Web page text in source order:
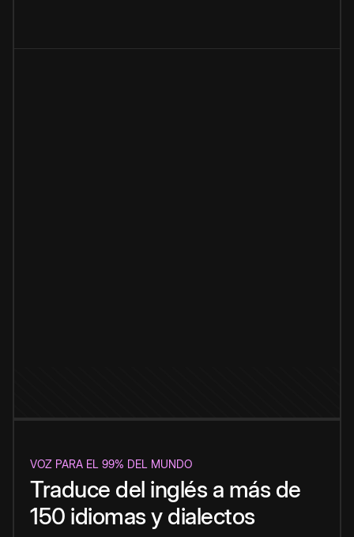
VOZ PARA EL 99% DEL MUNDO
Traduce del inglés a más de
150 idiomas y dialectos